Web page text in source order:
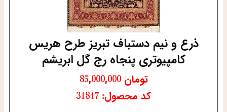
ذرع و نیم دستباف تبریز طرح هریس
کامپیوتری پنجاه رج گل ابریشم
تومان 85,000,000
کد محصول: 31847